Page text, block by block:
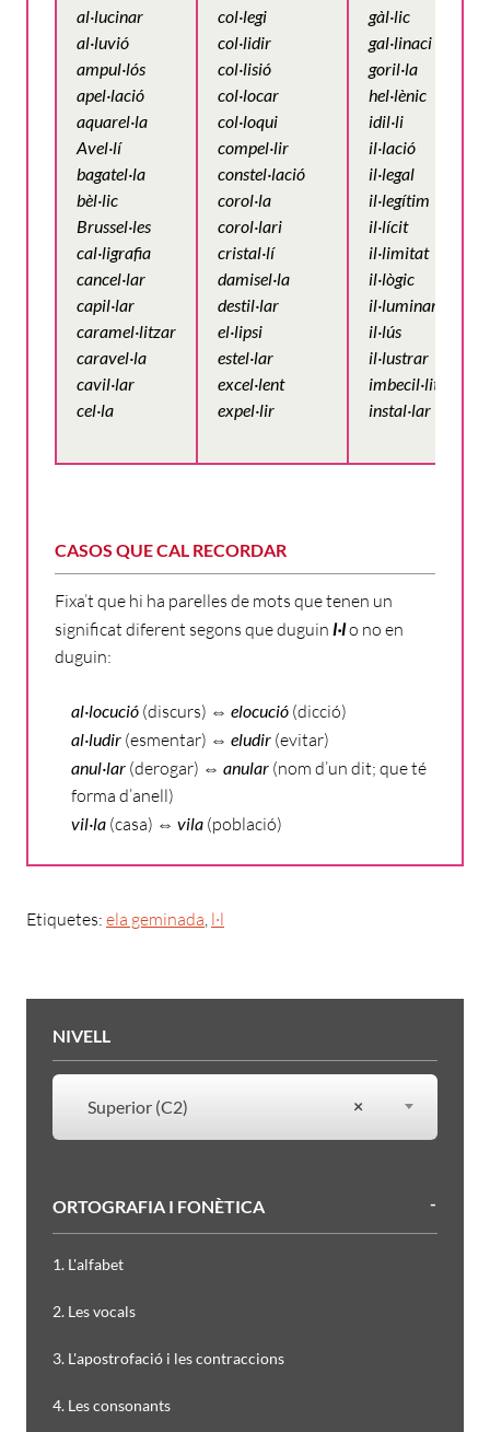
al·lucinar
al·luvió
ampul·lós
apel·lació
aquarel·la
Avel·lí
bagatel·la
bèl·lic
Brussel·les
cal·ligrafia
cancel·lar
capil·lar
caramel·litzar
caravel·la
cavil·lar
cel·la
col·legi
col·lidir
col·lisió
col·locar
col·loqui
compel·lir
constel·lació
corol·la
corol·lari
cristal·lí
damisel·la
destil·lar
el·lipsi
estel·lar
excel·lent
expel·lir
gàl·lic
gal·linaci
goril·la
hel·lènic
idil·li
il·lació
il·legal
il·legítim
il·lícit
il·limitat
il·lògic
il·luminar
il·lús
il·lustrar
imbecil·litat
instal·lar
CASOS QUE CAL RECORDAR
Fixa’t que hi ha parelles de mots que tenen un
significat diferent segons que duguin l·lo no en
duguin:
al·locució (discurs) ⇔ elocució (dicció)
al·ludir (esmentar) ⇔ eludir (evitar)
anul·lar (derogar) ⇔ anular (nom d’un dit; que té
forma d’anell)
vil·la (casa) ⇔ vila (població)
Etiquetes: ela geminada l·l
Filtres
NIVELL
NIVELL
×
Superior (C2)
ORTOGRAFIA I FONÈTICA
1. L'alfabet
2. Les vocals
3. L'apostrofació i les contraccions
4. Les consonants